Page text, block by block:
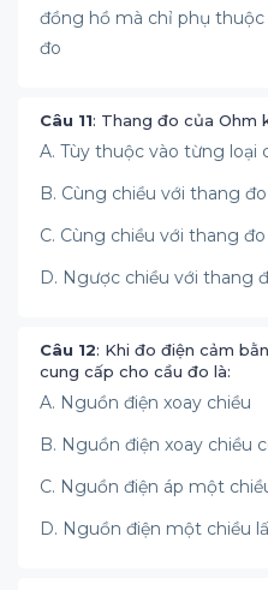
đồng hồ mà chỉ phụ thuộc
đo
Câu 11: Thang đo của Ohm
A. Tùy thuộc vào từng loại
B. Cùng chiều với thang
C. Cùng chiều với thang
D. Ngược chiều với thang
Câu 12: Khi đo điện cảm
cung cấp cho cầu đo là:
A. Nguồn điện xoay chiều
B. Nguồn điện xoay chiều
C. Nguồn điện áp một
D. Nguồn điện một chiều